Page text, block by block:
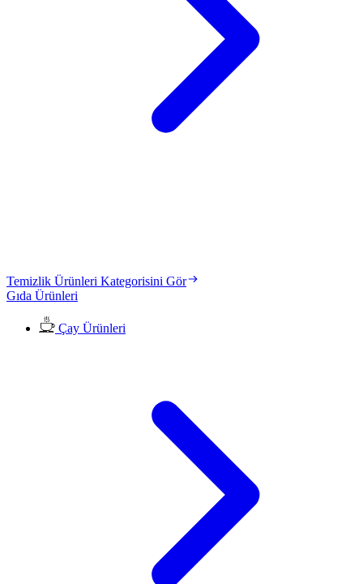
Temizlik Ürünleri Kategorisini Gör
Gıda Ürünleri
Çay Ürünleri